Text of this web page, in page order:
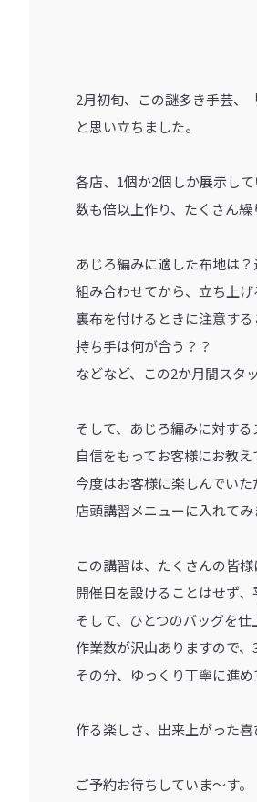
2月初旬、この謎多き手芸、
と思い立ちました。
各店、1個か2個しか展示し
数も倍以上作り、たくさん
あじろ編みに適した布地は
組み合わせてから、立ち上げ
裏布を付けるときに注意する
持ち手は何が合う？？
などなど、この2か月間スタ
そして、あじろ編みに対する
自信をもってお客様にお教え
今度はお客様に楽しんでい
店頭講習メニューに入れてみ
この講習は、たくさんの皆
開催日を設けることはせず
そして、ひとつのバッグを
作業数が沢山ありますので、
その分、ゆっくり丁寧に進め
作る楽しさ、出来上がった
ご予約お待ちしていま～す。